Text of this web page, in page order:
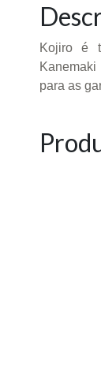
Kojiro é
para as